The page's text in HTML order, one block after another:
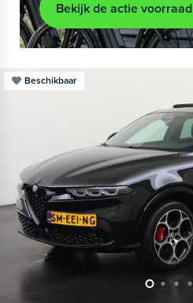
Bekijk de actie voorraad
Beschikbaar